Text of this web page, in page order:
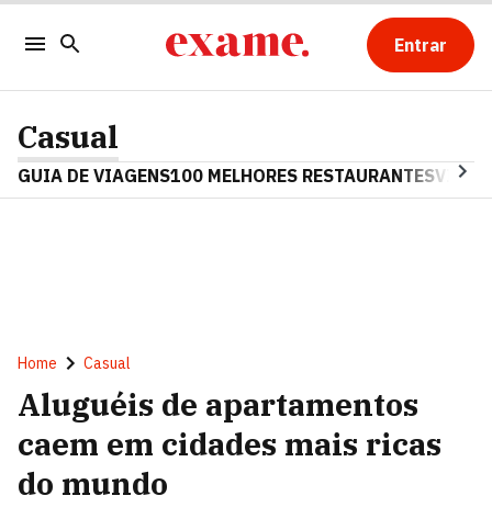
Entrar
Casual
GUIA DE VIAGENS100 MELHORES RESTAURANTES
Home Casual
Aluguéis de apartamentos
caem em cidades mais ricas
do mundo